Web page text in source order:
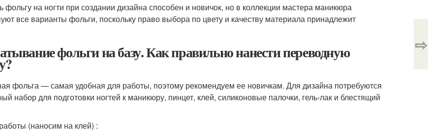
фольгу на ногти при создании дизайна способен и новичок, но в коллекции мастера маникюра
все варианты фольги, поскольку право выбора по цвету и качеству материала принадлежит
фольги на базу. Как правильно нанести переводную
фольга — самая удобная для работы, поэтому рекомендуем ее новичкам. Для дизайна потребуются
набор для подготовки ногтей к маникюру, пинцет, клей, силиконовые палочки, гель-лак и блестящий
(наносим на клей) :
⇨